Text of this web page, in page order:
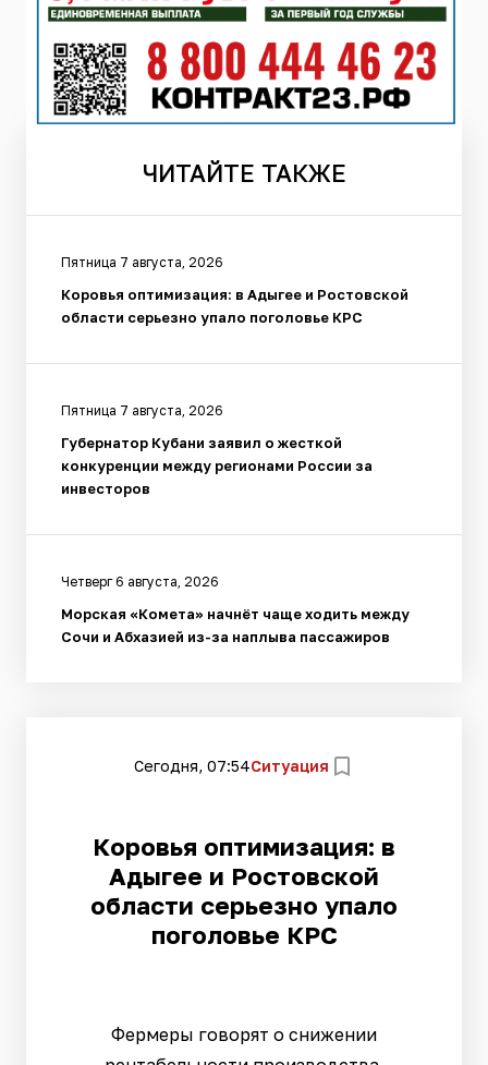
ЧИТАЙТЕ ТАКЖЕ
Пятница 7 августа, 2026
Коровья оптимизация: в Адыгее и Ростовской
области серьезно упало поголовье КРС
Пятница 7 августа, 2026
Губернатор Кубани заявил о жесткой
конкуренции между регионами России за
инвесторов
Четверг 6 августа, 2026
Морская «Комета» начнёт чаще ходить между
Сочи и Абхазией из-за наплыва пассажиров
Сегодня, 07:54Ситуация
Коровья оптимизация: в
Адыгее и Ростовской
области серьезно упало
поголовье КРС
Фермеры говорят о снижении